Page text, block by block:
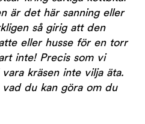
är det här sanning eller
så girig att den
eller husse för en torr
inte! Precis som vi
kräsen inte vilja äta.
du kan göra om du